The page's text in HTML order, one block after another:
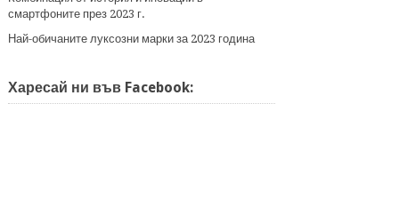
смартфоните през 2023 г.
Най-обичаните луксозни марки за 2023 година
Харесай ни във Facebook: